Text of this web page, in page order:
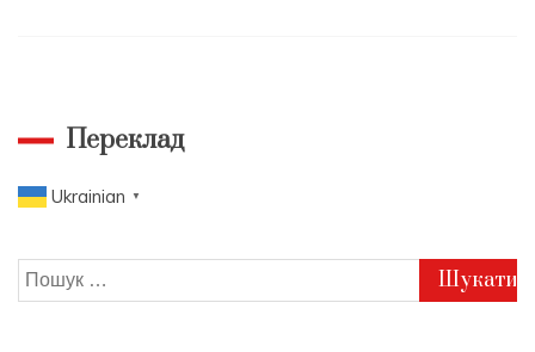
Переклад
Ukrainian ▼
Пошук: